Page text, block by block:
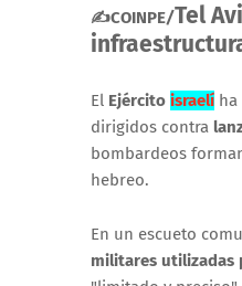
✍COINPE/Tel
El Ejército israelí
dirigidos contra
bombardeos
hebreo.
En un escueto
militares utilizadas